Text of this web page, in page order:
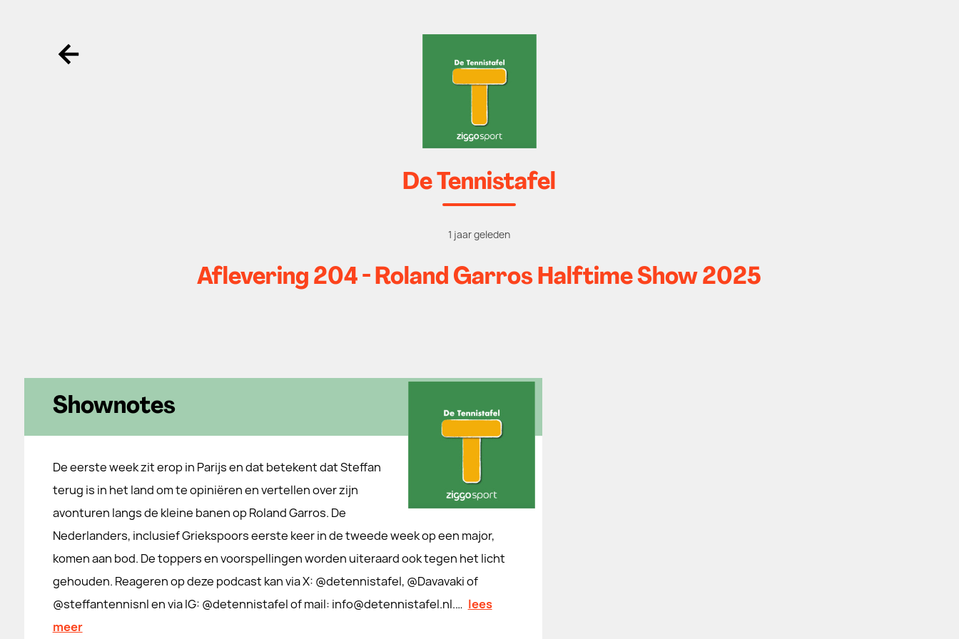
Ga terug
De Tennistafel
1 jaar geleden
Aflevering 204 - Roland Garros Halftime Show 2025
Shownotes
De eerste week zit erop in Parijs en dat betekent dat Steffan
terug is in het land om te opiniëren en vertellen over zijn
avonturen langs de kleine banen op Roland Garros. De
Nederlanders, inclusief Griekspoors eerste keer in de tweede week op een major,
komen aan bod. De toppers en voorspellingen worden uiteraard ook tegen het licht
gehouden. Reageren op deze podcast kan via X: @⁠⁠⁠⁠detennistafel⁠⁠⁠⁠, @⁠⁠⁠⁠Davavaki⁠⁠⁠⁠ of
@⁠⁠⁠⁠steffantennisnl⁠⁠⁠⁠ en via IG: @⁠⁠⁠⁠detennistafel⁠⁠⁠⁠ of mail: ⁠⁠⁠⁠info@detennistafel.nl⁠⁠⁠⁠.… lees
meer